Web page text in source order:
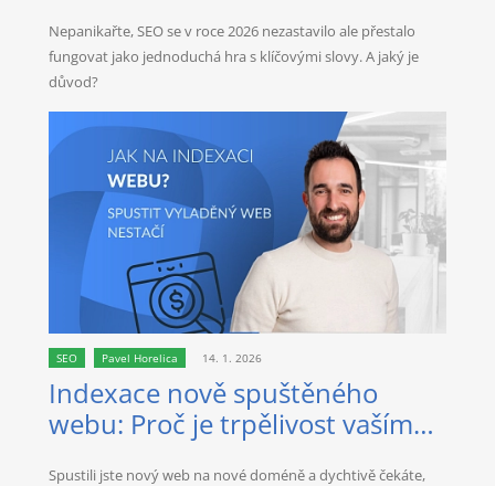
Nepanikařte, SEO se v roce 2026 nezastavilo ale přestalo
fungovat jako jednoduchá hra s klíčovými slovy. A jaký je
důvod?
SEO Pavel Horelica 14. 1. 2026
Indexace nově spuštěného
webu: Proč je trpělivost vaším
Spustili jste nový web na nové doméně a dychtivě čekáte,